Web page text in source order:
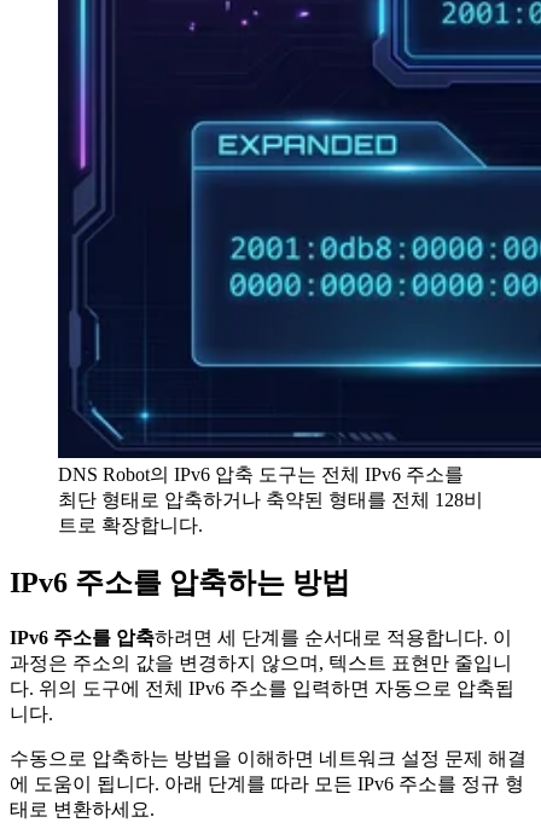
DNS Robot의 IPv6 압축 도구는 전체 IPv6 주소를
최단 형태로 압축하거나 축약된 형태를 전체 128비
트로 확장합니다.
IPv6 주소를 압축하는 방법
IPv6 주소를 압축하려면 세 단계를 순서대로 적용합니다. 이
과정은 주소의 값을 변경하지 않으며, 텍스트 표현만 줄입니
다. 위의 도구에 전체 IPv6 주소를 입력하면 자동으로 압축됩
니다.
수동으로 압축하는 방법을 이해하면 네트워크 설정 문제 해결
에 도움이 됩니다. 아래 단계를 따라 모든 IPv6 주소를 정규 형
태로 변환하세요.